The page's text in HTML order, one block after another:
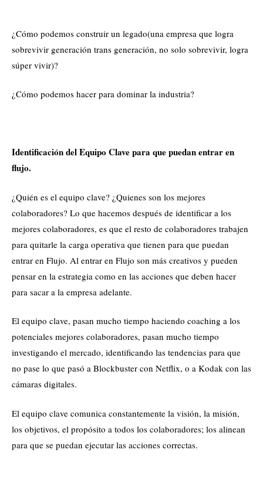
¿Cómo podemos construir un legado(una empresa que logra
sobrevivir generación trans generación, no solo sobrevivir, logra
súper vivir)?
¿Cómo podemos hacer para dominar la industria?
Identificación del Equipo Clave para que puedan entrar en
flujo.
¿Quién es el equipo clave? ¿Quienes son los mejores
colaboradores? Lo que hacemos después de identificar a los
mejores colaboradores, es que el resto de colaboradores trabajen
para quitarle la carga operativa que tienen para que puedan
entrar en Flujo. Al entrar en Flujo son más creativos y pueden
pensar en la estrategia como en las acciones que deben hacer
para sacar a la empresa adelante.
El equipo clave, pasan mucho tiempo haciendo coaching a los
potenciales mejores colaboradores, pasan mucho tiempo
investigando el mercado, identificando las tendencias para que
no pase lo que pasó a Blockbuster con Netflix, o a Kodak con las
cámaras digitales.
El equipo clave comunica constantemente la visión, la misión,
los objetivos, el propósito a todos los colaboradores; los alinean
para que se puedan ejecutar las acciones correctas.